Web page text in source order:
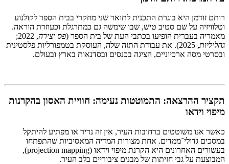
רותם זודמן היא בוגרת התכנית לתואר שני מחקרי בבית הספר לקולנוע
וטלוויזיה על שם סטיב טיש, שבו שימשה גם כמתרגלת וכעוזרת הוראה.
מאמריה בעברית הופיעו בכתבי העת של בית הספר (פס יצירה, 2022;
גחליליות
, 2025). את עבודת התזה שלה, העוסקת בטמפורליות פלסטינית
ובסרטי מסה ארכיוניים, הציגה בכנסים ובסדנאות בארץ ובעולם.
תקציר ההרצאה: התמוטטות נעימה: חוויית האסון בהקרנות
מיפוי וידאו
כאשר אנו משוטטים ברחובות העיר, אין זה נדיר או מפתיע להיתקל
במסכים גדולי־ממדים. אחת מצורות המדיה המאסיביות שהתפתחו
בעשורים האחרונים היא הקרנת מיפוי וידאו (projection mapping),
המבוצעת על גבי חזיתות של מבנים ציבוריים בלב העיר.